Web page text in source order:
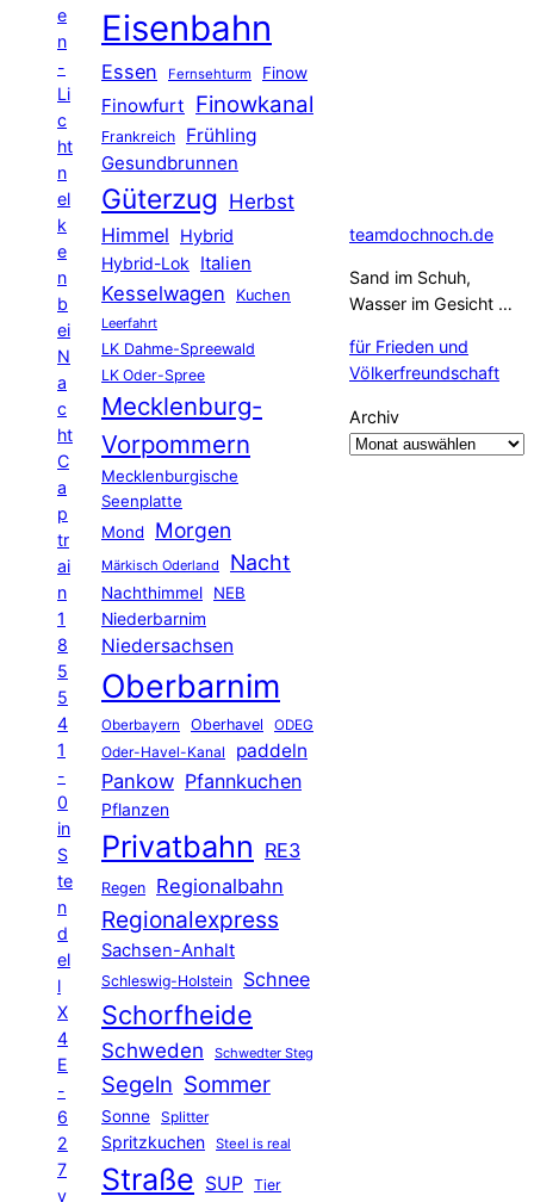
e
n
-
Li
c
ht
n
el
k
e
n
b
ei
N
a
c
ht
C
a
p
tr
ai
n
1
8
5
5
4
1
-
0
in
S
te
n
d
el
l
X
4
E
-
6
2
7
v
Eisenbahn
Essen Fernsehturm Finow
Finowfurt Finowkanal
Frankreich Frühling
Gesundbrunnen
Güterzug Herbst
Himmel
Hybrid
Hybrid-Lok Italien
Kesselwagen Kuchen
Leerfahrt
LK Dahme-Spreewald
LK Oder-Spree
Mecklenburg-
Vorpommern
Mecklenburgische
Seenplatte
Mond
Morgen
Märkisch Oderland Nacht
Nachthimmel
NEB
Niederbarnim
Niedersachsen
Oberbarnim
Oberbayern Oberhavel ODEG
Oder-Havel-Kanal paddeln
Pankow Pfannkuchen
Pflanzen
Privatbahn RE3
Regen Regionalbahn
Regionalexpress
Sachsen-Anhalt
Schleswig-Holstein Schnee
Schorfheide
Schweden Schwedter Steg
Segeln Sommer
Sonne Splitter
Spritzkuchen Steel is real
Straße SUP Tier
teamdochnoch.de
Sand im Schuh,
Wasser im Gesicht …
für Frieden und
Völkerfreundschaft
Archiv